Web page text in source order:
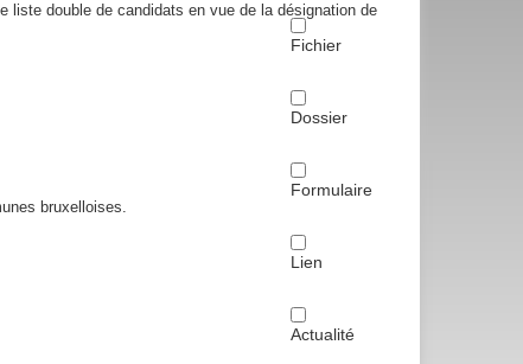
Fichier
Dossier
Formulaire
Lien
Actualité
liste double de candidats en vue de la désignation de
bruxelloises.